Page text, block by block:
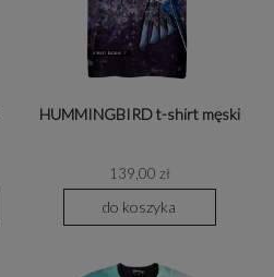
HUMMINGBIRD t-shirt męski
139,00 zł
do koszyka